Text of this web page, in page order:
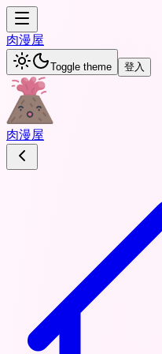
肉漫屋
Toggle theme 登入
肉漫屋